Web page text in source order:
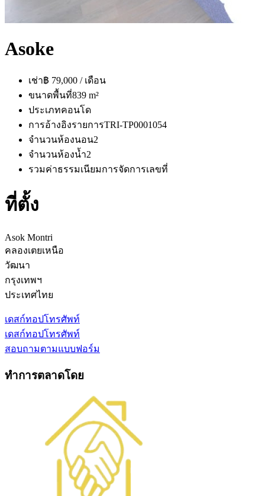
Asoke
เช่า฿ 79,000 / เดือน
ขนาดพื้นที่839 m²
ประเภทคอนโด
การอ้างอิงรายการTRI-TP0001054
จำนวนห้องนอน2
จำนวนห้องน้ำ2
รวมค่าธรรมเนียมการจัดการเลขที่
ที่ตั้ง
Asok Montri
คลองเตยเหนือ
วัฒนา
กรุงเทพฯ
ประเทศไทย
เดสก์ทอปโทรศัพท์
เดสก์ทอปโทรศัพท์
สอบถามตามแบบฟอร์ม
ทำการตลาดโดย